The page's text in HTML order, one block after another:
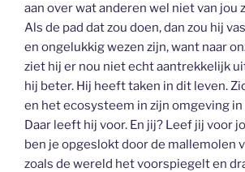
aan over wat anderen wel niet van jou
Als de pad dat zou doen, dan zou hij
en ongelukkig wezen zijn, want naar
ziet hij er nou niet echt aantrekkelijk
hij beter. Hij heeft taken in dit leven.
en het ecosysteem in zijn omgeving in
Daar leeft hij voor. En jij? Leef jij voor
ben je opgeslokt door de mallemolen
zoals de wereld het voorspiegelt en